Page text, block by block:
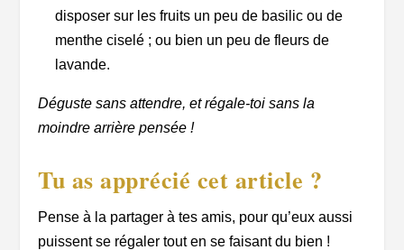
disposer sur les fruits un peu de basilic ou de
menthe ciselé ; ou bien un peu de fleurs de
lavande.
Déguste sans attendre, et régale-toi sans la
moindre arrière pensée !
Tu as apprécié cet article ?
Pense à la partager à tes amis, pour qu’eux aussi
puissent se régaler tout en se faisant du bien !